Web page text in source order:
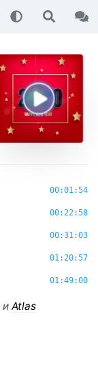
00:01:54
00:22:58
00:31:03
01:20:57
01:49:00
и Atlas